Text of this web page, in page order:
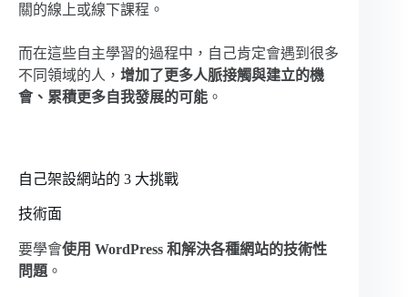
關的線上或線下課程。
而在這些自主學習的過程中，自己肯定會遇到很多
不同領域的人， 增加了更多人脈接觸與建立的機
會、累積更多自我發展的可能 。
自己架設網站的 3 大挑戰
技術面
要學會使用 WordPress 和解決各種網站的技術性
問題 。